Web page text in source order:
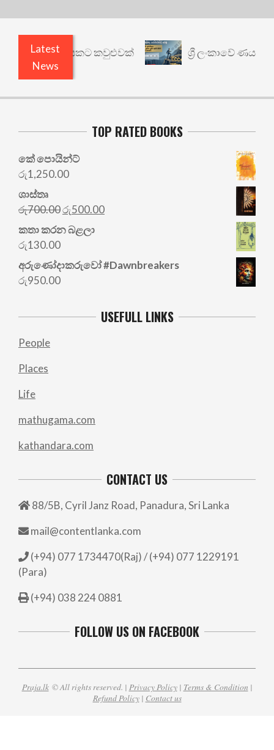
Latest
News
යථාර්ථයකට කවුළුවක් ශ්‍රී ලංකාවේ ණය
TOP RATED BOOKS
කේ පොයින්ට්
රු1,250.00
ශාස්තෘ
රු700.00Original
price
was:
රු500.00Current
කතා කරන බළලා
රු130.00
අරු‍ණෝදාකරුවෝ #Dawnbreakers
රු950.00
USEFULL LINKS
People
Places
Life
mathugama.com
kathandara.com
CONTACT US
88/5B, Cyril Janz Road, Panadura, Sri Lanka
mail@contentlanka.com
(+94) 077 1734470(Raj) / (+94) 077 1229191
(Para)
(+94) 038 224 0881
FOLLOW US ON FACEBOOK
Praja.lk© All rights reserved. | Privacy Policy| Terms & Condition |
Refund Policy| Contact us